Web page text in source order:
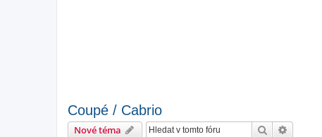
Coupé / Cabrio
Nové téma Hledat